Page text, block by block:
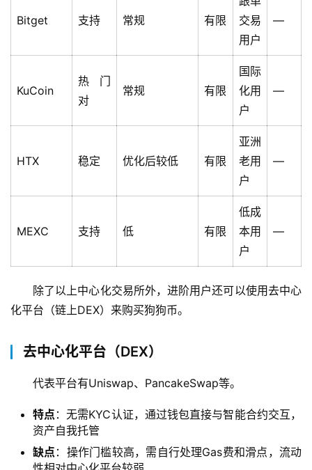
Bitget 支持 常规 有限
交易
用户
—
KuCoin
热门
对
常规 有限
国际
化用
户
—
HTX 稳定 优化后较低 有限
亚洲
老用
户
—
MEXC 支持 低 有限
低成
本用
户
—
除了以上中心化交易所外，进阶用户还可以使用去中心
化平台（链上DEX）来购买狗狗币。
去中心化平台（DEX）
代表平台有Uniswap、PancakeSwap等。
特点 ：无需KYC认证，通过钱包直接与智能合约交互，
资产自我托管
缺点 ：操作门槛较高，需自行处理Gas费和滑点，流动